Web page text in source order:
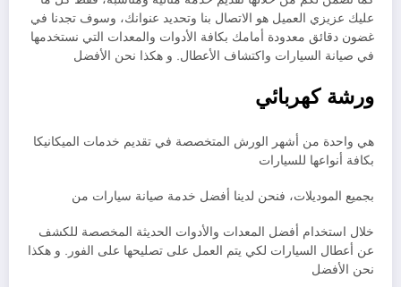
عليك عزيزي العميل هو الاتصال بنا وتحديد عنوانك، وسوف تجدنا في
غضون دقائق معدودة أمامك بكافة الأدوات والمعدات التي نستخدمها
في صيانة السيارات واكتشاف الأعطال. و هكذا نحن الأفضل
ورشة كهربائي
هي واحدة من أشهر الورش المتخصصة في تقديم خدمات الميكانيكا
بكافة أنواعها للسيارات
بجميع الموديلات، فنحن لدينا أفضل خدمة صيانة سيارات من
خلال استخدام أفضل المعدات والأدوات الحديثة المخصصة للكشف
عن أعطال السيارات لكي يتم العمل على تصليحها على الفور. و هكذا
نحن الأفضل